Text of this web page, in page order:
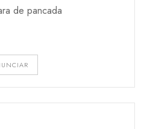
de pancada